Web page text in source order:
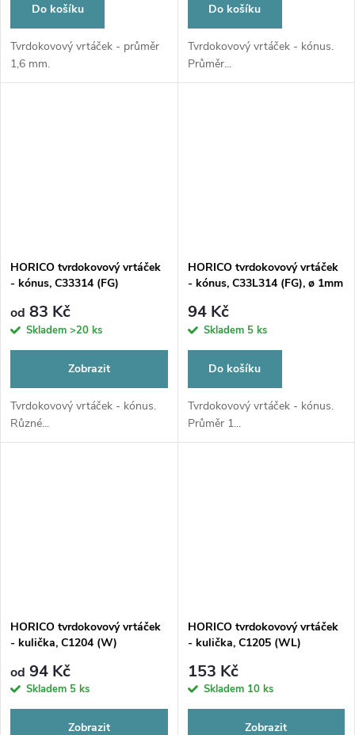
Do košíku
Tvrdokovový vrtáček - průměr
1,6 mm.
Do košíku
Tvrdokovový vrtáček - kónus.
Průměr...
HORICO tvrdokovový vrtáček
- kónus, C33314 (FG)
od 83 Kč
Skladem >20 ks
Zobrazit
Tvrdokovový vrtáček - kónus.
Různé...
HORICO tvrdokovový vrtáček
- kónus, C33L314 (FG), ø 1mm
94 Kč
Skladem 5 ks
Do košíku
Tvrdokovový vrtáček - kónus.
Průměr 1...
HORICO tvrdokovový vrtáček
- kulička, C1204 (W)
od 94 Kč
Skladem 5 ks
Zobrazit
HORICO tvrdokovový vrtáček
- kulička, C1205 (WL)
153 Kč
Skladem 10 ks
Zobrazit